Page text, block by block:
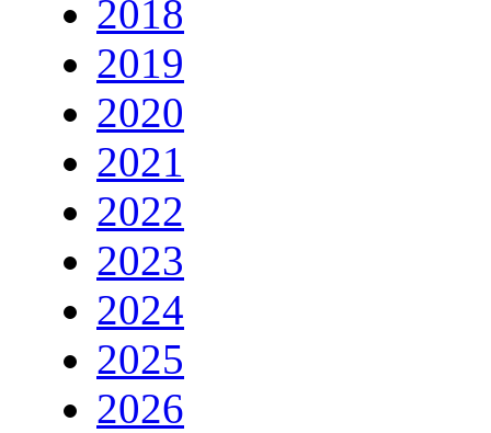
2018
2019
2020
2021
2022
2023
2024
2025
2026